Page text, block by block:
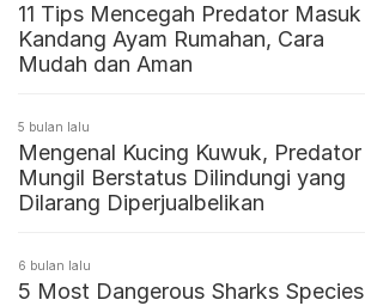
11 Tips Mencegah Predator Masuk
Kandang Ayam Rumahan, Cara
Mudah dan Aman
5 bulan lalu
Mengenal Kucing Kuwuk, Predator
Mungil Berstatus Dilindungi yang
Dilarang Diperjualbelikan
6 bulan lalu
5 Most Dangerous Sharks Species